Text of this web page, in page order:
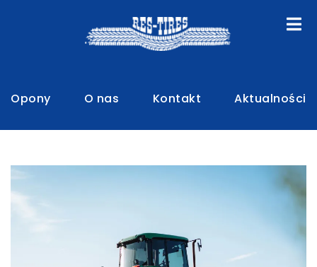
Opony O nas Kontakt Aktualności